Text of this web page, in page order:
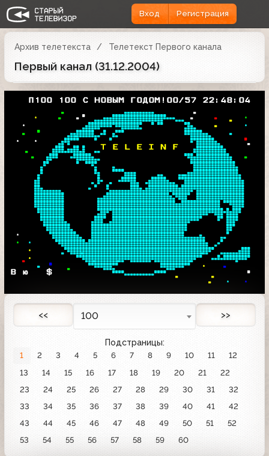
Вход Регистрация
Архив телетекста Телетекст Первого канала
Первый канал (31.12.2004)
   П100 100 С НОВЫМ ГОДОМ!00/57 22:48:04
.
     .
  .
   .

 
.  .



T E L E I N F 


 









.

. .

.

.


   . 

В ю
  $
 


 . .
<< 100 >>
Подстраницы:
1 2 3 4 5 6 7 8 9 10 11
12
13
14 15 16 17 18 19 20 21
22
23
24 25 26 27 28 29 30 31
32
33
34 35 36 37 38 39 40 41
42
43
44 45 46 47 48 49 50 51
52
53
54 55 56 57 58 59 60